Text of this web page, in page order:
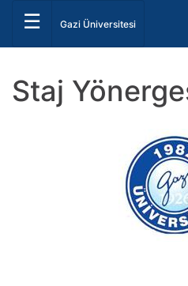
☰ Gazi Üniversitesi
Staj